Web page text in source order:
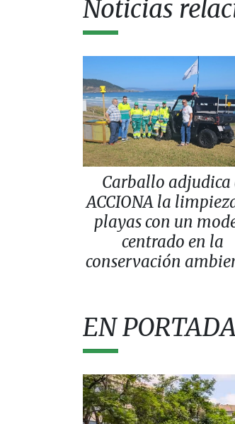
Noticias
Carballo adjudica
ACCIONA la
playas con un
centrado en la
conservación
EN